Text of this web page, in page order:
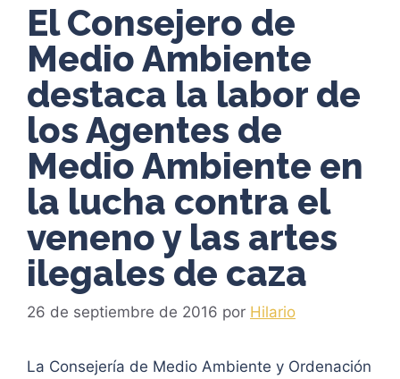
El Consejero de
Medio Ambiente
destaca la labor de
los Agentes de
Medio Ambiente en
la lucha contra el
veneno y las artes
ilegales de caza
26 de septiembre de 2016 por Hilario
La Consejería de Medio Ambiente y Ordenación